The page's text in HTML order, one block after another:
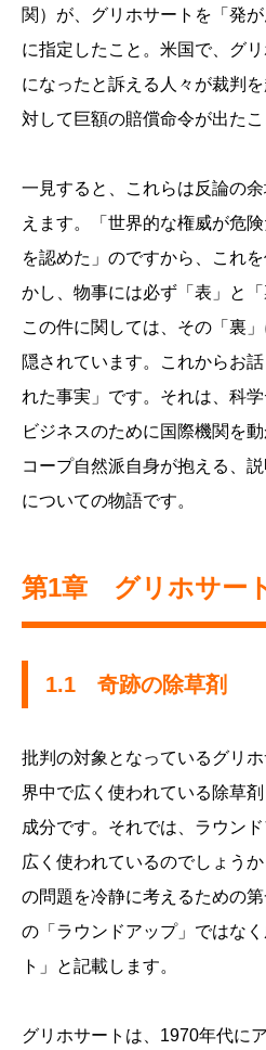
関）が、グリホサートを「発
に指定したこと。米国で、グ
になったと訴える人々が裁判
対して巨額の賠償命令が出たこ
一見すると、これらは反論の
えます。「世界的な権威が危
を認めた」のですから、これ
かし、物事には必ず「表」と
この件に関しては、その「裏
隠されています。これからお
れた事実」です。それは、科学
ビジネスのために国際機関を
コープ自然派自身が抱える、
についての物語です。
第1章 グリホサー
1.1 奇跡の除草剤
批判の対象となっているグリ
界中で広く使われている除草
成分です。それでは、ラウン
広く使われているのでしょう
の問題を冷静に考えるための
の「ラウンドアップ」ではな
ト」と記載します。
グリホサートは、1970年代に